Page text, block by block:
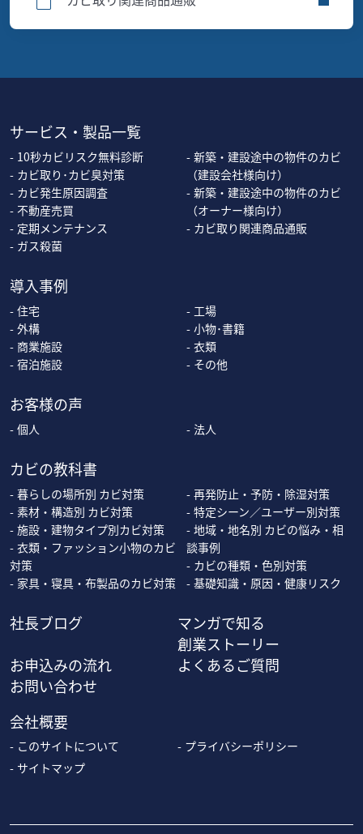
サービス・製品一覧
10秒カビリスク無料診断
カビ取り･カビ臭対策
カビ発生原因調査
不動産売買
定期メンテナンス
ガス殺菌
新築・建設途中の物件のカビ
（建設会社様向け）
新築・建設途中の物件のカビ
（オーナー様向け）
カビ取り関連商品通販
お客様の声
個人 法人
導入事例
住宅
外構
商業施設
宿泊施設
工場
小物･書籍
衣類
その他
カビの教科書
暮らしの場所別 カビ対策
素材・構造別 カビ対策
施設・建物タイプ別カビ対策
衣類・ファッション小物のカビ
対策
家具・寝具・布製品のカビ対策
再発防止・予防・除湿対策
特定シーン／ユーザー別対策
地域・地名別 カビの悩み・相
談事例
カビの種類・色別対策
基礎知識・原因・健康リスク
社長ブログ
マンガで知る
創業ストーリー
お申込みの流れ
よくあるご質問
お問い合わせ
会社概要
このサイトについて
プライバシーポリシー
サイトマップ